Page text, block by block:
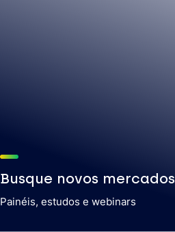
Busque novos mercados
Painéis, estudos e webinars